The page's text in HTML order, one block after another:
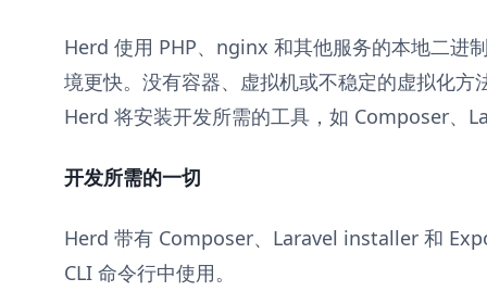
Herd 使用 PHP、nginx 和其他服务的本地二进
境更快。没有容器、虚拟机或不稳定的虚拟化方
Herd 将安装开发所需的工具，如 Composer、
开发所需的一切
Herd 带有 Composer、Laravel installer 和
CLI 命令行中使用。